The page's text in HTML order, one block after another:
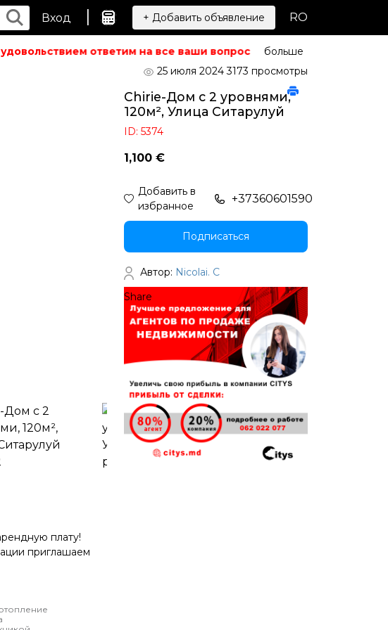
Вход | + Добавить объявление RO
ответим на все ваши вопросы. Не можете найти то,
больше
плату!
приглашаем
25 июля 20243173 просмотры
Chirie-Дом с 2 уровнями,
120м², Улица Ситарулуй
ID: 5374
1,100 €
Добавить в
избранное
+37360601590
Подписаться
Автор: Nicolai. C
Share